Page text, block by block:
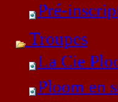
Pré-
Troupes
La Cie
Ploom en